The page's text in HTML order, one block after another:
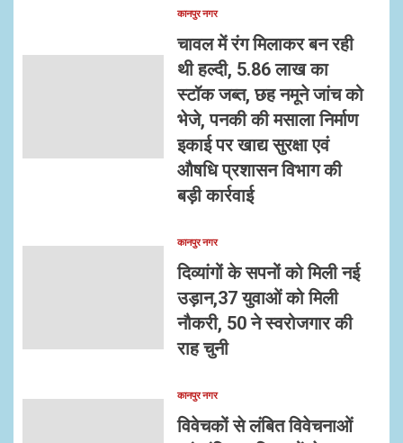
कानपुर नगर
चावल में रंग मिलाकर बन रही
थी हल्दी, 5.86 लाख का
स्टॉक जब्त, छह नमूने जांच को
भेजे, पनकी की मसाला निर्माण
इकाई पर खाद्य सुरक्षा एवं
औषधि प्रशासन विभाग की
बड़ी कार्रवाई
कानपुर नगर
दिव्यांगों के सपनों को मिली नई
उड़ान,37 युवाओं को मिली
नौकरी, 50 ने स्वरोजगार की
राह चुनी
कानपुर नगर
विवेचकों से लंबित विवेचनाओं